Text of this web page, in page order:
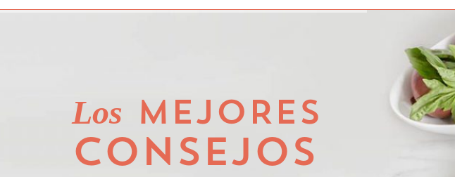
Los MEJORES
CONSEJOS